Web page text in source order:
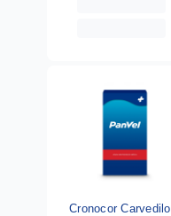
Cronocor Carvedilol